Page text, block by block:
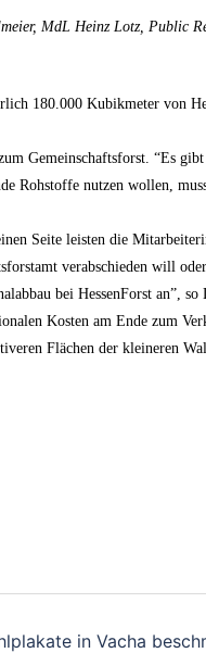
MdL Heinz Lotz, Public
180.000 Kubikmeter von
Gemeinschaftsforst. “Es
Rohstoffe nutzen wollen,
Seite leisten die
verabschieden will
bei HessenForst an”, so
Kosten am Ende zum
Flächen der kleineren
in Vacha